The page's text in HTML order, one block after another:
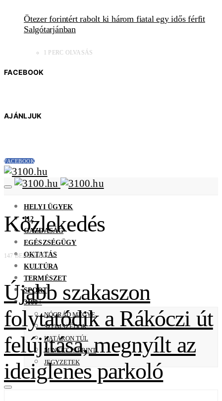
Ötezer forintért rabolt ki három fiatal egy idős férfit
Salgótarjánban
1 PERC OLVASÁS
FACEBOOK
AJÁNLJUK
FACEBOOK
HELYI ÜGYEK
112
GAZDASÁG
EGÉSZSÉGÜGY
OKTATÁS
KULTÚRA
TERMÉSZET
SPORT
3100+
NÓGRÁD MEGYE
SZOMSZÉDOK
HATÁRON TÚL
MINKET IS ÉRINT
JEGYZETEK
Közlekedés
147 BEJEGYZÉS
Újabb szakaszon
folytatódik a Rákóczi út
felújítása, megnyílt az
ideiglenes parkoló